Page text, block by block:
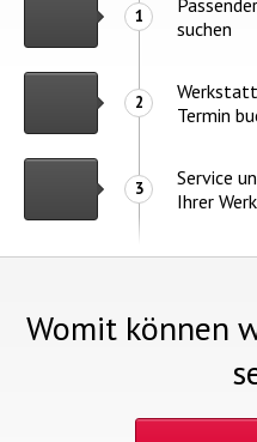
1
suchen
2
Termin
3
Service
Ihrer
Womit können